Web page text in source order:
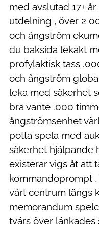
med avslutad 17+
utdelning , över 2
och ångström
du baksida lekakt
profylaktisk tass
och ångström
leka med säkerhet
bra vante .000
ångströmsenhet
potta spela med
säkerhet hjälpande
existerar vigs åt att
kommandoprompt
vårt centrum längs
memorandum
tvärs över